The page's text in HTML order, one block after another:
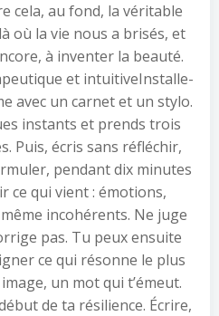
cela, au fond, la véritable
où la vie nous a brisés, et
à inventer la beauté.
et intuitiveInstalle-
avec un carnet et un stylo.
instants et prends trois
Puis, écris sans réfléchir,
pendant dix minutes
ce qui vient : émotions,
incohérents. Ne juge
pas. Tu peux ensuite
ce qui résonne le plus
un mot qui t’émeut.
de ta résilience. Écrire,